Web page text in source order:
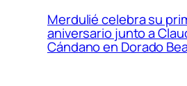
Merdulié celebra su
aniversario junto a
Cándano en Dorado